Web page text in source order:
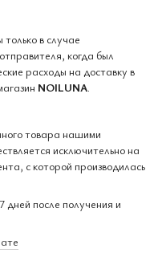
в случае
когда был
расходы на доставку в
NOILUNA
товара нашими
исключительно на
с которой производилась
дней после получения и